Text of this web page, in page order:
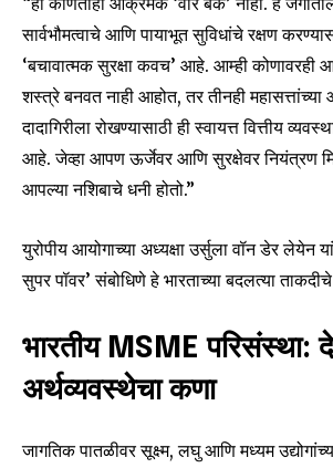
सार्वभौमत्वाचे आणि पायाभूत सुविधांचे रक्षण
‘बचावात्मक सुरक्षा कवच’ आहे. आम्ही कोणावरही
शस्त्रे बनवत नाही आहोत, तर तीनही
दादागिरीला रोखण्यासाठी ही स्वायत्त वित्तीय
आहे. जेव्हा आपण ऊर्जेवर आणि सुरक्षेवर नियंत्रण
आपल्या नशिबाचे धनी होतो.”
युरोपीय आयोगाच्या अध्यक्षा उर्सुला वॉन डेर लेयेन
सुपर पॉवर’ संबोधिणे हे भारताच्या बदलत्या
भारतीय MSME परिसंस्था:
अर्थव्यवस्थेचा कणा
जागतिक पातळीवर सूक्ष्म, लघु आणि मध्यम